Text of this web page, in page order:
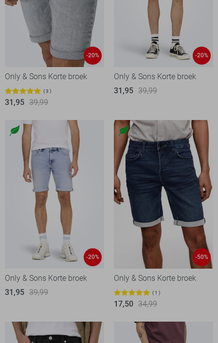
-20%
Only & Sons Korte broek
3
31,95 39,99
-20%
Only & Sons Korte broek
31,95 39,99
-20%
Only & Sons Korte broek
31,95 39,99
-50%
Only & Sons Korte broek
1
17,50 34,99